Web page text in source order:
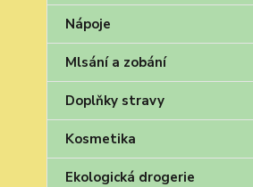
Nápoje
Mlsání a zobání
Doplňky stravy
Kosmetika
Ekologická drogerie